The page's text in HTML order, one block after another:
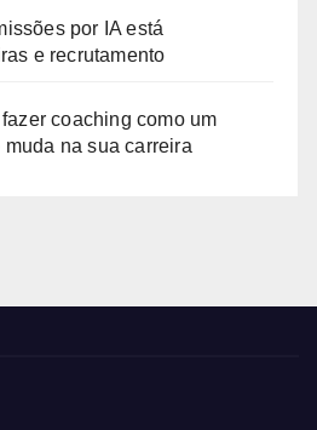
por IA está
e recrutamento
coaching como um
na sua carreira